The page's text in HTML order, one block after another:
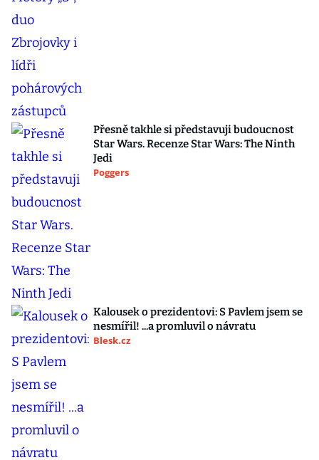
Přesně takhle si představuji budoucnost
Star Wars. Recenze Star Wars: The Ninth
Jedi
Poggers
Kalousek o prezidentovi: S Pavlem jsem se
nesmířil! ...a promluvil o návratu
Blesk.cz